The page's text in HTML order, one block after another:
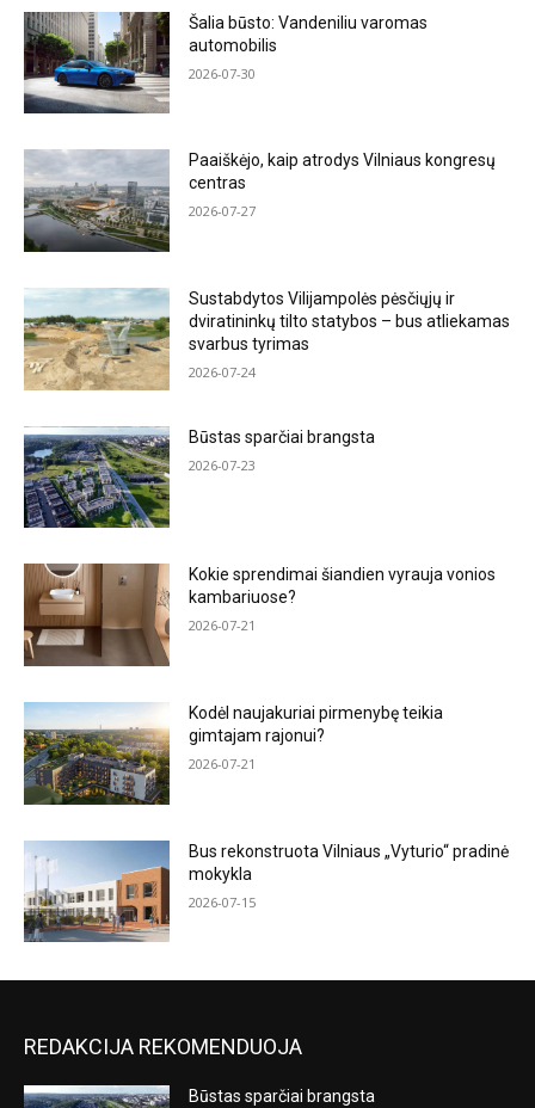
Šalia būsto: Vandeniliu varomas
automobilis
2026-07-30
Paaiškėjo, kaip atrodys Vilniaus kongresų
centras
2026-07-27
Sustabdytos Vilijampolės pėsčiųjų ir
dviratininkų tilto statybos – bus atliekamas
svarbus tyrimas
2026-07-24
Būstas sparčiai brangsta
2026-07-23
Kokie sprendimai šiandien vyrauja vonios
kambariuose?
2026-07-21
Kodėl naujakuriai pirmenybę teikia
gimtajam rajonui?
2026-07-21
Bus rekonstruota Vilniaus „Vyturio“ pradinė
mokykla
2026-07-15
REDAKCIJA REKOMENDUOJA
Būstas sparčiai brangsta